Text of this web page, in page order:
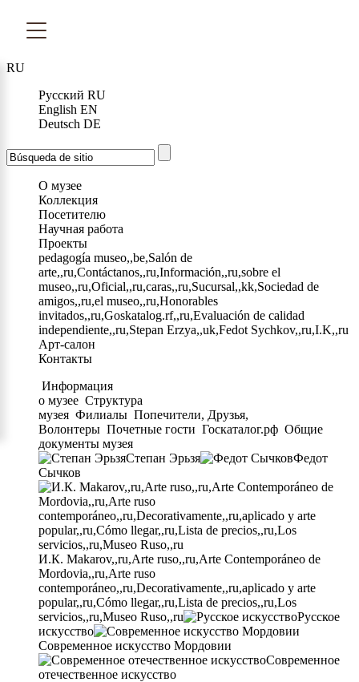
RU
Русский RU
English EN
Deutsch DE
О музее
Коллекция
Посетителю
Научная работа
Проекты
pedagogía museo,,be,Salón de
arte,,ru,Contáctanos,,ru,Información,,ru,sobre el
museo,,ru,Oficial,,ru,caras,,ru,Sucursal,,kk,Sociedad de
amigos,,ru,el museo,,ru,Honorables
invitados,,ru,Goskatalog.rf,,ru,Evaluación de calidad
independiente,,ru,Stepan Erzya,,uk,Fedot Sychkov,,ru,I.K,,ru
Арт-салон
Контакты
Информация
о музее Структура
музея Филиалы Попечители, Друзья,
Волонтеры Почетные гости Госкаталог.рф Общие
документы музея
Степан Эрьзя
Федот
Сычков
И.К. Makarov,,ru,Arte ruso,,ru,Arte Contemporáneo de
Mordovia,,ru,Arte ruso
contemporáneo,,ru,Decorativamente,,ru,aplicado y arte
popular,,ru,Cómo llegar,,ru,Lista de precios,,ru,Los
servicios,,ru,Museo Ruso,,ru
Русское
искусство
Современное искусство Мордовии
Современное
отечественное искусство